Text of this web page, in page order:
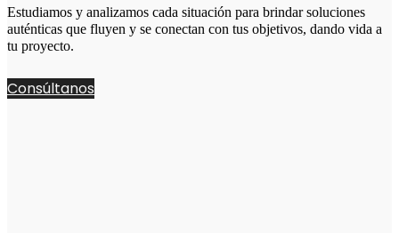
Estudiamos y analizamos cada situación para brindar soluciones
auténticas que fluyen y se conectan con tus objetivos, dando vida a
tu proyecto.
Consúltanos